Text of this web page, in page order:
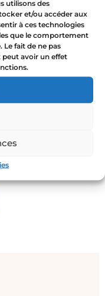
utilisons des
et/ou accéder aux
à ces technologies
que le comportement
Le fait de ne pas
avoir un effet
qualité,laiton
or 24
sens et
pour que
reçoive
du bijou